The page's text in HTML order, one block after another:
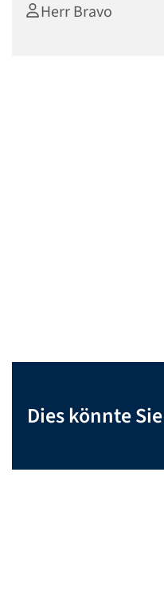
Herr Bravo
Dies könnte